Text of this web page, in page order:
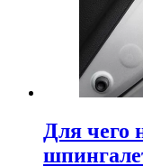
Для чего